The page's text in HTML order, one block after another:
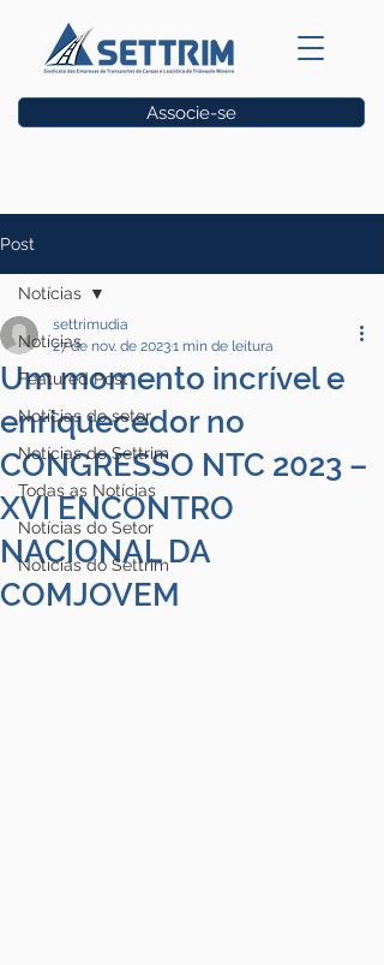
Associe-se
Post
Notícias
Featured Post
Notícias do setor
Notícias do Settrim
Todas as Notícias
Notícias do Setor
Notícias do Settrim
Notícias
Um momento incrível e
enriquecedor no
CONGRESSO NTC 2023 –
XVI ENCONTRO
NACIONAL DA
COMJOVEM
settrimudia
27 de nov. de 20231 min de leitura